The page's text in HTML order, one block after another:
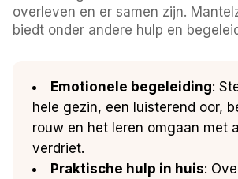
overleven en er samen zijn.
biedt onder andere hulp en
Emotionele begeleiding:
hele gezin, een luisterend oor,
rouw en het leren omgaan met
verdriet.
Praktische hulp in huis: